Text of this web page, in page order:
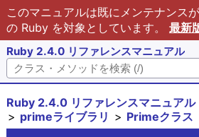
このマニュアルは既にメンテナンス
の Ruby を対象としています。 最新
Ruby 2.4.0 リファレンスマニュアル
Ruby 2.4.0 リファレンスマニュアル
primeライブラリ
Primeクラス